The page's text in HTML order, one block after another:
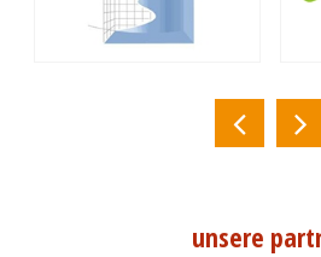
unsere